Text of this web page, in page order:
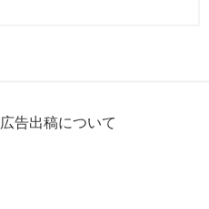
広告出稿について